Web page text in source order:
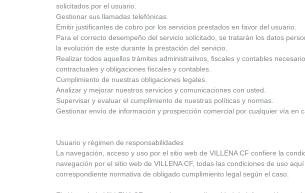
solicitados por el usuario.
Gestionar sus llamadas telefónicas.
Emitir justificantes de cobro por los servicios prestados en favor del usuario.
Para el correcto desempeño del servicio solicitado, se tratarán los datos
la evolución de este durante la prestación del servicio.
Realizar todos aquellos trámites administrativos, fiscales y contables
contractuales y obligaciones fiscales y contables.
Cumplimiento de nuestras obligaciones legales.
Analizar y mejorar nuestros servicios y comunicaciones con usted.
Supervisar y evaluar el cumplimiento de nuestras políticas y normas.
Gestionar envío de información y prospección comercial por cualquier vía en
Usuario y régimen de responsabilidades
La navegación, acceso y uso por el sitio web de VILLENA CF confiere la
navegación por el sitio web de VILLENA CF, todas las condiciones de uso
correspondiente normativa de obligado cumplimiento legal según el caso.